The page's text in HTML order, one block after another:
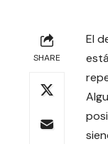
SHARE
El